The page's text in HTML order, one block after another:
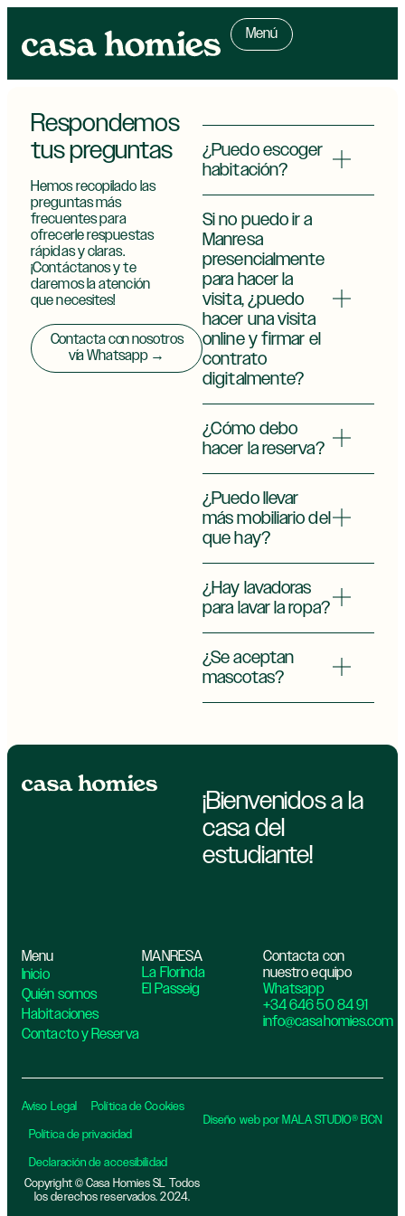
Menú
Respondemos
tus preguntas
Hemos recopilado las
preguntas más
frecuentes para
ofrecerle respuestas
rápidas y claras.
¡Contáctanos y te
daremos la atención
que necesites!
Contacta con nosotros
vía Whatsapp →
¿Puedo escoger
habitación?
Si no puedo ir a
Manresa
presencialmente
para hacer la
visita, ¿puedo
hacer una visita
online y firmar el
contrato
digitalmente?
¿Cómo debo
hacer la reserva?
¿Puedo llevar
más mobiliario del
que hay?
¿Hay lavadoras
para lavar la ropa?
¿Se aceptan
mascotas?
¡Bienvenidos a la
casa del
estudiante!
Menu
Inicio
Quién somos
Habitaciones
Contacto y Reserva
MANRESA
La Florinda
El Passeig
Contacta con
nuestro equipo
Whatsapp
+34 646 50 84 91
info@casahomies.com
Aviso Legal
Política de Cookies
Política de privacidad​
Declaración de accesibilidad
Copyright © Casa Homies SL Todos
los derechos reservados. 2024.
Diseño web por MALA STUDIO® BCN